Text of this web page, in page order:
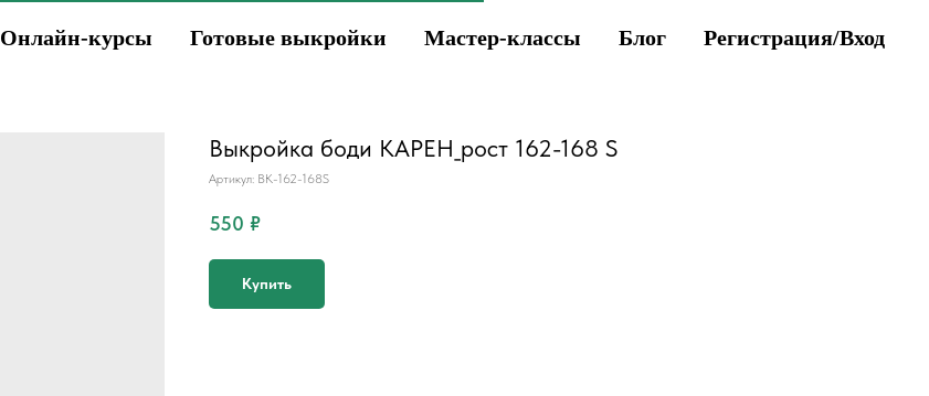
Онлайн-курсы Готовые выкройки Мастер-классы Блог Регистрация/Вход
Выкройка боди КАРЕН_рост 162-168 S
Артикул: BK-162-168S
550 ₽
Купить